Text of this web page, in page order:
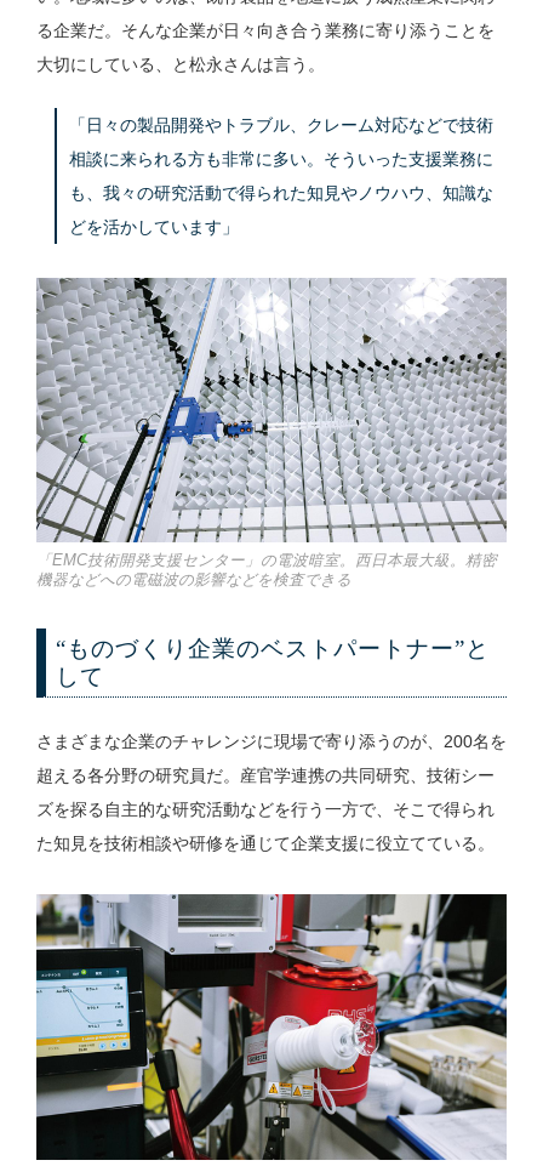
る企業だ。そんな企業が日々向き合う業務に寄り添うことを
大切にしている、と松永さんは言う。
「日々の製品開発やトラブル、クレーム対応などで技術
相談に来られる方も非常に多い。そういった支援業務に
も、我々の研究活動で得られた知見やノウハウ、知識な
どを活かしています」
「EMC技術開発支援センター」の電波暗室。西日本最大級。精密
機器などへの電磁波の影響などを検査できる
“ものづくり企業のベストパートナー”と
して
さまざまな企業のチャレンジに現場で寄り添うのが、200名を
超える各分野の研究員だ。産官学連携の共同研究、技術シー
ズを探る自主的な研究活動などを行う一方で、そこで得られ
た知見を技術相談や研修を通じて企業支援に役立てている。